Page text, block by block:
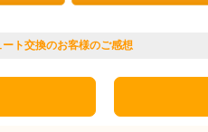
ト交換のお客様のご感想